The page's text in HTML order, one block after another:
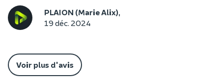
PLAION (Marie Alix),
19 déc. 2024
Voir plus d'avis